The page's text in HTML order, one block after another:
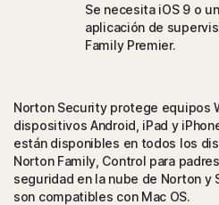
Se necesita iOS 9 o
aplicación de
Family Premier.
Norton Security protege equipos
dispositivos Android, iPad y
están disponibles en todos los
Norton Family, Control para
seguridad en la nube de Norton y
son compatibles con Mac OS.